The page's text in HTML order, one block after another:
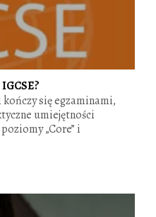
się egzaminami,
umiejętności
„Core” i